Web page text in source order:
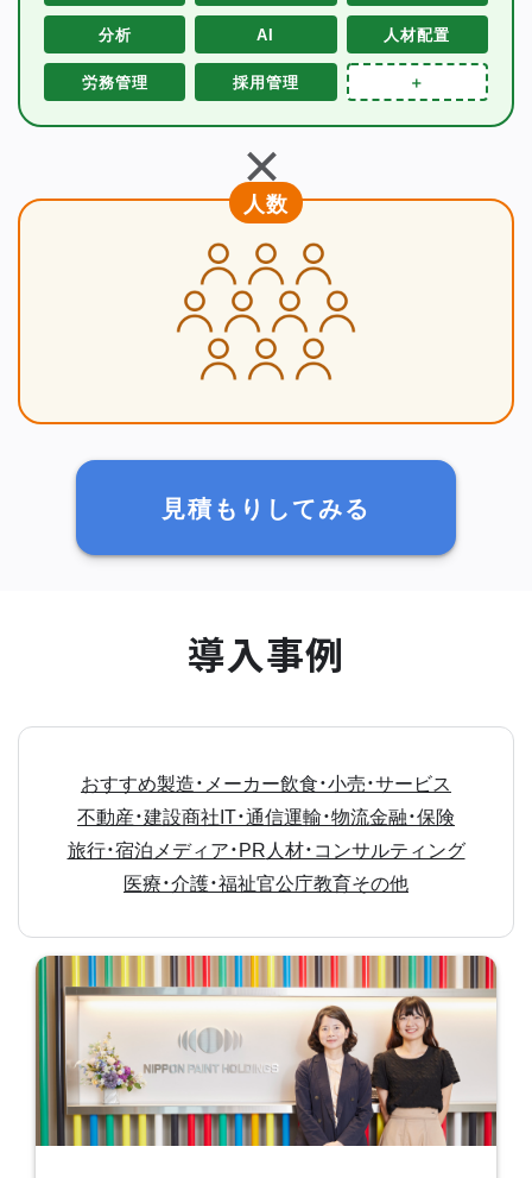
分析 AI 人材配置
労務管理 採用管理 ＋
＋
人数
見積もりしてみる
導入事例
おすすめ製造・メーカー飲食・小売・サービス
不動産・建設商社IT・通信運輸・物流金融・保険
旅行・宿泊 メディア・PR人材・コンサルティング
医療・介護・福祉官公庁教育その他